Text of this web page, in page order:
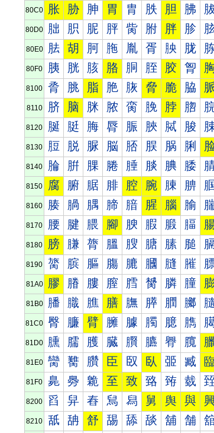
80C0 胀 胁 胂 胃 胄 胅 胆 胇
80D0 胐 胑 胒 胓 胔 胕 胖 胗
80E0 胠 胡 胢 胣 胤 胥 胦 胧
80F0 胰 胱 胲 胳 胴 胵 胶 胷
8100 脀 脁 脂 脃 脄 脅 脆 脇
8110 脐 脑 脒 脓 脔 脕 脖 脗
8120 脠 脡 脢 脣 脤 脥 脦 脧
8130 脰 脱 脲 脳 脴 脵 脶 脷
8140 腀 腁 腂 腃 腄 腅 腆 腇
8150 腐 腑 腒 腓 腔 腕 腖 腗 腘
8160 腠 腡 腢 腣 腤 腥 腦 腧
8170 腰 腱 腲 腳 腴 腵 腶 腷
8180 膀 膁 膂 膃 膄 膅 膆 膇
8190 膐 膑 膒 膓 膔 膕 膖 膗
81A0 膠 膡 膢 膣 膤 膥 膦 膧
81B0 膰 膱 膲 膳 膴 膵 膶 膷
81C0 臀 臁 臂 臃 臄 臅 臆 臇
81D0 臐 臑 臒 臓 臔 臕 臖 臗
81E0 臠 臡 臢 臣 臤 臥 臦 臧
81F0 臰 臱 臲 至 致 臵 臶 臷
8200 舀 舁 舂 舃 舄 舅 舆 與
8210 舐 舑 舒 舓 舔 舕 舖 舗